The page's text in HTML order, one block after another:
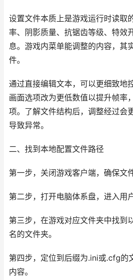
设置文件本质上是游戏运行时读取
率、阴影质量、抗锯齿等级、特效
息。游戏内菜单能调整的内容，其
件。
通过直接编辑文本，可以更细致地
画面选项改为更低数值以提升帧率
项。了解文件结构后，调整经过会
导致异常。
二、找到本地配置文件路径
第一步，关闭游戏客户端，确保文
第二步，打开电脑体系盘，进入用
第三步，在游戏对应文件夹中找
名的文件夹。
第四步，定位到后缀为.ini或.cfg的
内容。